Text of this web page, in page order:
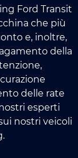
Ford Transit
che più
e, inoltre,
della
delle rate
esperti
nostri veicoli